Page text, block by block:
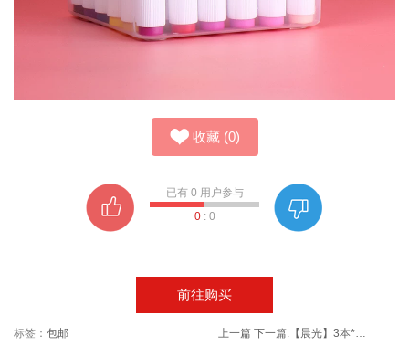
收藏 (0)
已有 0 用户参与
0: 0
前往购买
标签： 包邮 上一篇 下一篇: 【晨光】3本*300张便利贴！